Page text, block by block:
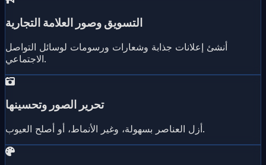
التسويق وصور العلامة التجارية
أنشئ إعلانات جذابة وشعارات ورسومات لوسائل التواصل
الاجتماعي.
تحرير الصور وتحسينها
أزل العناصر بسهولة، وغير الأنماط، أو أصلح العيوب.